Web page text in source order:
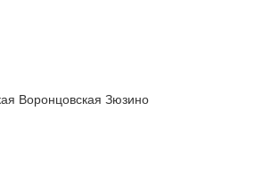
Воронцовская Зюзино